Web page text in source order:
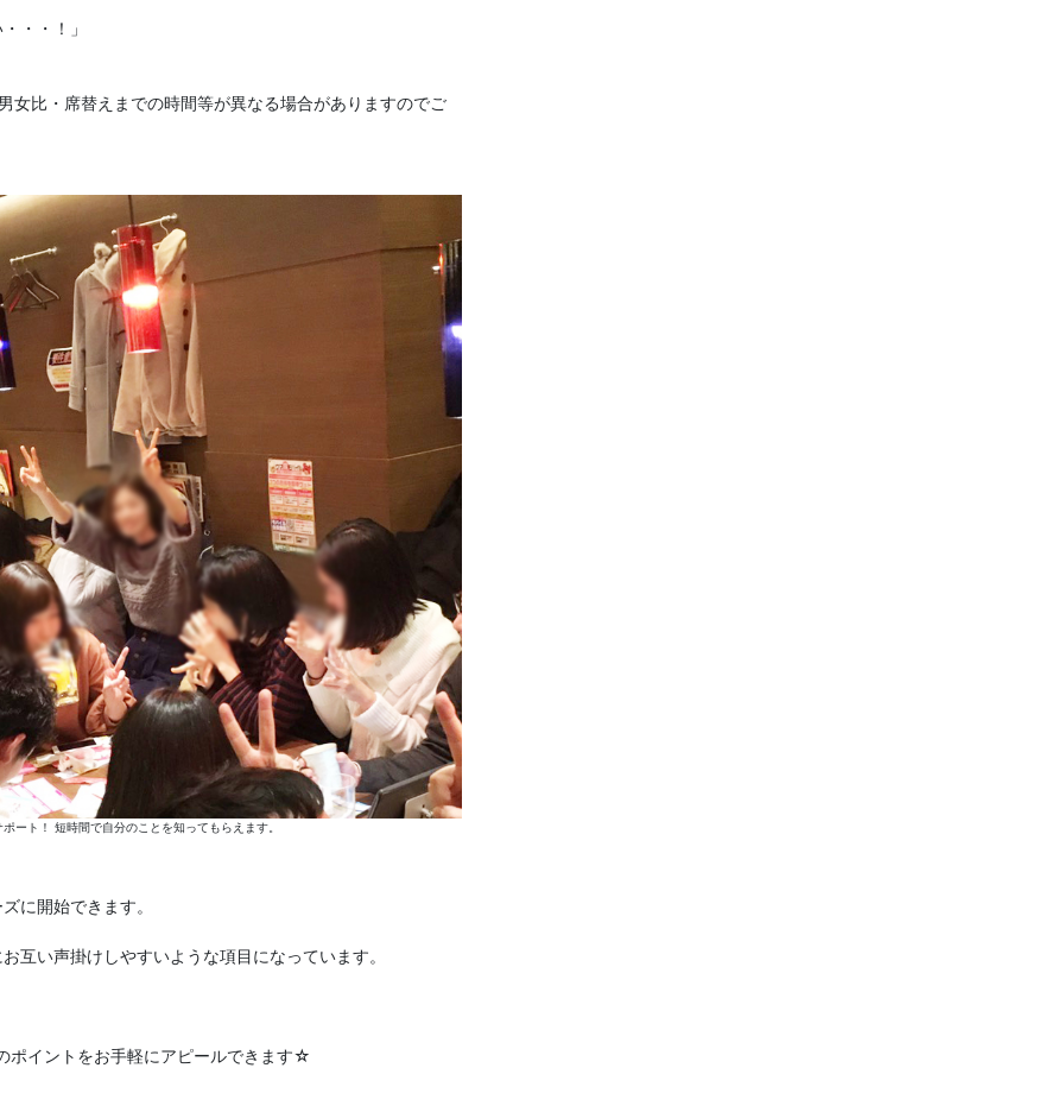
・・！」
比・席替えまでの時間等が異なる場合がありますのでご
ート！ 短時間で自分のことを知ってもらえます。
に開始できます。
互い声掛けしやすいような項目になっています。
ポイントをお手軽にアピールできます☆